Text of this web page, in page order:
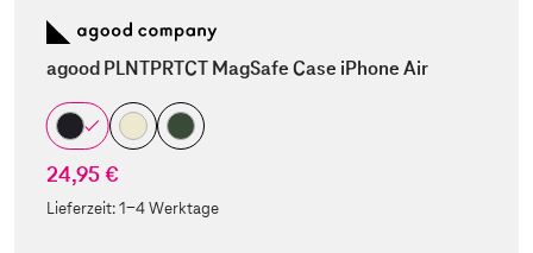
agood PLNTPRTCT MagSafe Case iPhone Air
24,95 €
Lieferzeit:1-4 Werktage